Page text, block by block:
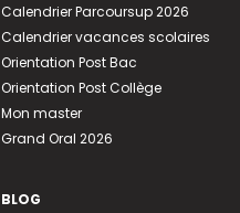
Calendrier Parcoursup 2026
Calendrier vacances scolaires
Orientation Post Bac
Orientation Post Collège
Mon master
Grand Oral 2026
BLOG